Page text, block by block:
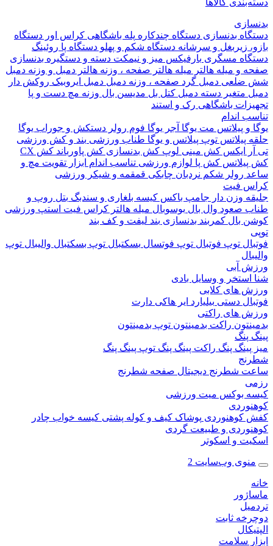
کالاها
بدنسازیدستگاه چندکارهپله باشگاهیکراس اوردستگاه
زیربغل و سرشانه دستگاه شکم و پهلودستگاه پاروئینگ
مسگریبارفیکسمیز و نیمکتدسته و دستگیره بدنسازی
و میله هالتر میله هالتر صفحه ، وزنه هالتر دمبل و وزنه دمبل
دمبل گرد صفحه ، وزنه دمبل دمبل ایروبیک روکش دار
متغیردسته دمبل کتل بلمدیسن بالوزنه مچ دست و پا
باشگاهیرک و استند
اندام
و پیلاتسمت یوگاآجر یوگا فوم رولر دستکش و جوراب یوگا
پیلاتستوپ پیلاتس و یوگاطناب ورزشی بند و کش ورزشی
ایکس کش مینی لوپ کش بدنسازیکش پاورباندکش CX
کش پالوازم ورزشی تناسب اندام ابزار تقویت مچ و
رولر شکم نردبان چابکیقمقمه و شیکر ورزشی
فیت
وزن دارجامپ باکسکیسه بلغاری و سندبگبتل روپ و
صعودوال بال بوسوبالمیله هالتر کراس فیت استپ ورزشی
بالکمربند بدنسازیبند لیفت و کف بند
توپ فوتبالتوپ فوتسالبسکتبالتوپ بسکتبالوالیبال توپ
آبی
و وسایل بادی
های کلابی
دستیبیلیاردایر هاکیدارت
های راکتی
راکت بدمینتونتوپ بدمینتون
پنگ
پنگراکت پینگ پنگتوپ پینگ پنگ
شطرنج دیجیتالصفحه شطرنج
بوکسمیت ورزشی
کوهنوردیپوشاککیف و کوله پشتیکیسه خوابچادر
و طبیعت گردی
و اسکوتر
وب‌سایت 2
ثابت
سلامت